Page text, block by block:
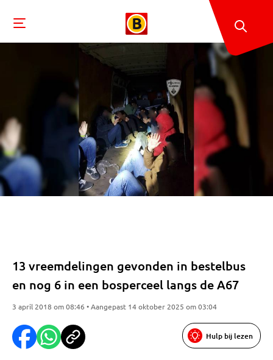
13 vreemdelingen gevonden in bestelbus
en nog 6 in een bosperceel langs de A67
3 april 2018 om 08:46 • Aangepast 14 oktober 2025 om 03:04
Hulp bij lezen